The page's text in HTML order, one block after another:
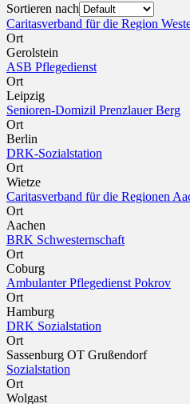
Sortieren nach
Caritasverband für die Region
Ort
Gerolstein
ASB Pflegedienst
Ort
Leipzig
Senioren-Domizil Prenzlauer Berg
Ort
Berlin
DRK-Sozialstation
Ort
Wietze
Caritasverband für die Regionen
Ort
Aachen
BRK Schwesternschaft
Ort
Coburg
Ambulanter Pflegedienst Pokrov
Ort
Hamburg
DRK Sozialstation
Ort
Sassenburg OT Grußendorf
Sozialstation
Ort
Wolgast